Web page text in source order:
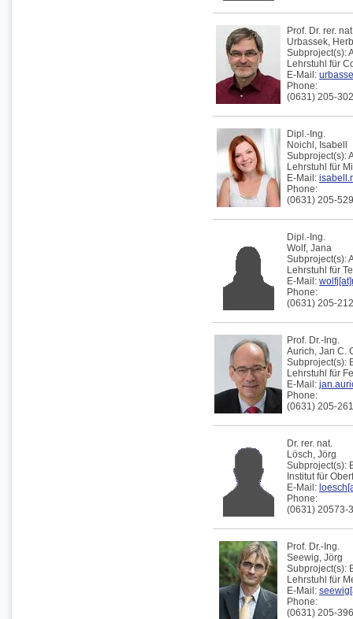
Prof. Dr. rer.
Urbassek,
Subproject(s):
Lehrstuhl für
E-Mail:
Phone:
(0631) 205-
Dipl.-Ing.
Noichl, Isabell
Subproject(s):
Lehrstuhl für
E-Mail:
Phone:
(0631) 205-
Dipl.-Ing.
Wolf, Jana
Subproject(s):
Lehrstuhl für
E-Mail:
Phone:
(0631) 205-
Prof. Dr.-Ing.
Aurich, Jan C.
Subproject(s):
Lehrstuhl für
E-Mail:
Phone:
(0631) 205-
Dr. rer. nat.
Lösch, Jörg
Subproject(s):
Institut für
E-Mail:
Phone:
(0631) 20573-
Prof. Dr.-Ing.
Seewig, Jörg
Subproject(s):
Lehrstuhl für
E-Mail:
Phone:
(0631) 205-